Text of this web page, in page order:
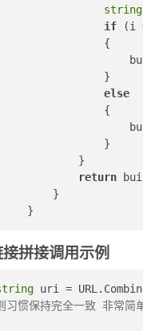
string
if (i
                {
                }
else
                {
                }
            }
return
        }
    }
接拼接调用示例
uri =
习惯保持完全一致 非常简